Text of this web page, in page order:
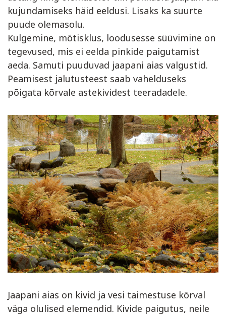
kujundamiseks häid eeldusi. Lisaks ka suurte
puude olemasolu.
Kulgemine, mõtisklus, loodusesse süüvimine on
tegevused, mis ei eelda pinkide paigutamist
aeda. Samuti puuduvad jaapani aias valgustid.
Peamisest jalutusteest saab vahelduseks
põigata kõrvale astekividest teeradadele.
Jaapani aias on kivid ja vesi taimestuse kõrval
väga olulised elemendid. Kivide paigutus, neile